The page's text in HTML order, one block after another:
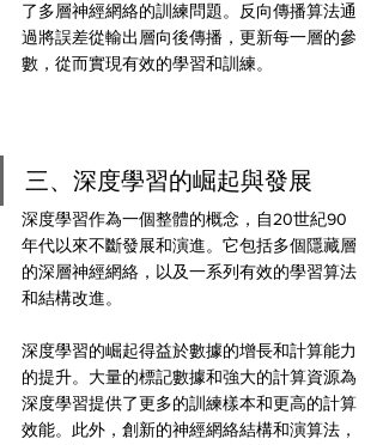
了多層神經網絡的訓練問題。反向傳播算法通
過將誤差從輸出層向後傳播，更新每一層的參
數，從而實現有效的學習和訓練。
三、深度學習的崛起與發展
深度學習作為一個整體的概念，自20世紀90
年代以來不斷發展和演進。它包括多個隱藏層
的深層神經網絡，以及一系列有效的學習算法
和結構改進。
深度學習的崛起得益於數據的增長和計算能力
的提升。大量的標記數據和強大的計算資源為
深度學習提供了更多的訓練樣本和更高的計算
效能。此外，創新的神經網絡結構和演算法，